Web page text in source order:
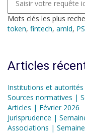
Mots clés les plus
token, fintech, amld,
Articles
Institutions et
Sources normatives |
Articles | Février 2026
Jurisprudence |
Associations |